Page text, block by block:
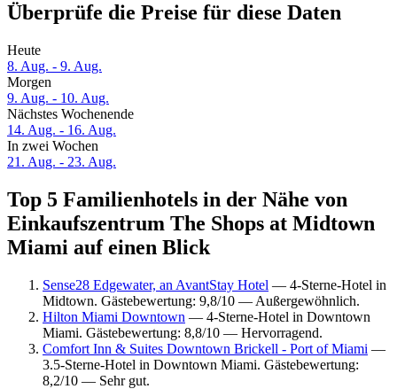
Überprüfe die Preise für diese Daten
Heute
8. Aug. - 9. Aug.
Morgen
9. Aug. - 10. Aug.
Nächstes Wochenende
14. Aug. - 16. Aug.
In zwei Wochen
21. Aug. - 23. Aug.
Top 5 Familienhotels in der Nähe von
Einkaufszentrum The Shops at Midtown
Miami auf einen Blick
Sense28 Edgewater, an AvantStay Hotel — 4-Sterne-Hotel in
Midtown. Gästebewertung: 9,8/10 — Außergewöhnlich.
Hilton Miami Downtown — 4-Sterne-Hotel in Downtown
Miami. Gästebewertung: 8,8/10 — Hervorragend.
Comfort Inn & Suites Downtown Brickell - Port of Miami —
3.5-Sterne-Hotel in Downtown Miami. Gästebewertung:
8,2/10 — Sehr gut.